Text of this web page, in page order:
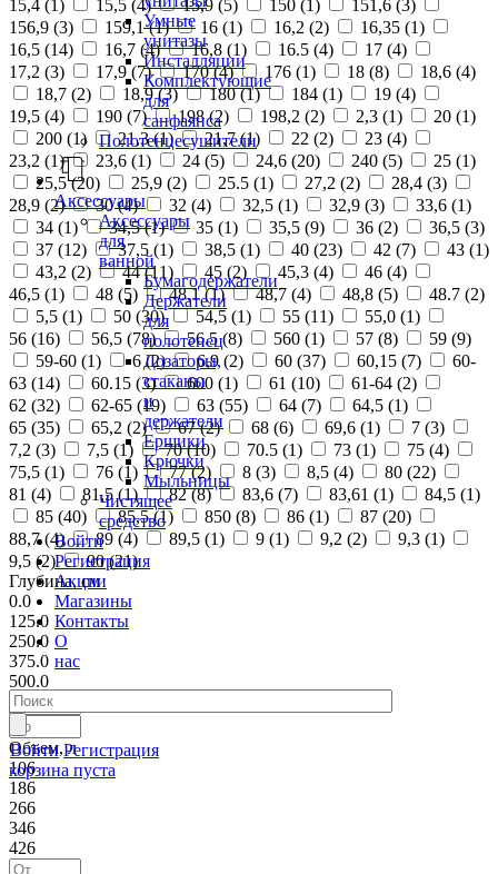
Умные
унитазы
Инсталляции
Комплектующие
для
санфаянса
Полотенцесушители
Аксессуары
Аксессуары
для
ванной
Бумагодержатели
Держатели
для
полотенец
Дозаторы,
стаканы
и
держатели
Ершики
Крючки
Мыльницы
Чистящее
средство
Войти
Регистрация
Акции
Магазины
Контакты
О
нас
Войти Регистрация
корзина пуста
15,4 (1 ) 15,5 (4) 15,9 (5) 150 (1 ) 151,6 (3)
156,9 (3) 159,1 (1) 16 (1) 16,2 (2) 16,35 (1)
16,5 (14) 16,7 (4) 16,8 (1) 16.5 (4) 17 (4)
17,2 (3) 17,9 (7) 170 (4) 176 (1) 18 (8) 18,6 (4)
18,7 (2) 18,9 (3) 180 (1) 184 (1) 19 (4)
19,5 (4) 190 (7) 198 (2) 198,2 (2) 2,3 (1) 20 (1)
200 (1) 21,3 (1) 21,7 (1) 22 (2) 23 (4)
23,2 (1) 23,6 (1) 24 (5) 24,6 (20) 240 (5) 25 (1)
25,5 (20) 25,9 (2) 25.5 (1) 27,2 (2) 28,4 (3)
28,9 (2) 30 (4) 32 (4) 32,5 (1) 32,9 (3) 33,6 (1)
34 (1) 34,5 (1) 35 (1) 35,5 (9) 36 (2) 36,5 (3)
37 (12) 37,5 (1) 38,5 (1) 40 (23) 42 (7) 43 (1)
43,2 (2) 44 (11) 45 (2) 45,3 (4) 46 (4)
46,5 (1) 48 (5) 48,1 (1) 48,7 (4) 48,8 (5) 48.7 (2)
5,5 (1) 50 (30) 54,5 (1) 55 (11) 55,0 (1)
56 (16) 56,5 (78) 56.5 (8) 560 (1) 57 (8) 59 (9)
59-60 (1) 6 (2) 6,9 (2) 60 (37) 60,15 (7)
60-
63 (14) 60.15 (3) 600 (1) 61 (10) 61-64 (2)
62 (32) 62-65 (19) 63 (55) 64 (7) 64,5 (1)
65 (35) 65,2 (2) 67 (2) 68 (6) 69,6 (1) 7 (3)
7,2 (3) 7,5 (1) 70 (10) 70.5 (1) 73 (1) 75 (4)
75,5 (1) 76 (1) 77 (2) 8 (3) 8,5 (4) 80 (22)
81 (4) 81,5 (1) 82 (8) 83,6 (7) 83,61 (1) 84,5 (1)
85 (40) 85,5 (1) 850 (8) 86 (1) 87 (20)
88,7 (4) 89 (4) 89,5 (1) 9 (1) 9,2 (2) 9,3 (1)
9,5 (2) 90 (21)
Глубина, см
0.0
125.0
250.0
375.0
500.0
Объем, л
106
186
266
346
426